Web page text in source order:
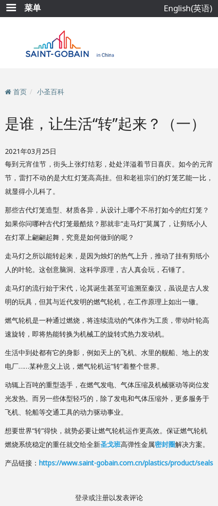
跳
转
菜单 English(英语)
首页 小圣百科
是谁，让生活“转”起来？（一）
2021年03月25日
每到元宵佳节，街头上张灯结彩，处处洋溢着节日喜庆。如今的元宵
节，雷打不动的是大红灯笼高高挂。但和老祖宗们的灯笼艺能一比，
就显得小儿科了。
那些古代灯笼造型、材质各异，从设计上哪个不吊打如今的红灯笼？
如果你问哪种古代灯笼最酷炫？那就非“走马灯”莫属了，让剪纸小人
在灯罩上翩翩起舞，究竟是如何做到的呢？
走马灯之所以能转起来，是因为烛灯的热气上升，推动了挂有剪纸小
人的叶轮。这创意脑洞、这科学原理，古人真会玩，石锤了。
走马灯的流行始于宋代，论其诞生甚至可追溯至秦汉，虽说是古人发
明的玩具，但其与近代发明的燃气轮机，在工作原理上如出一辙。
燃气轮机是一种通过燃烧，将连续流动的气体作为工质，带动叶轮高
速旋转，即将热能转换为机械工的旋转式热力发动机。
生活中到处都有它的身影，例如天上的飞机、水里的舰船、地上的发
电厂……某种意义上说，燃气轮机运“转”着整个世界。
动辄上百吨的重型选手，在燃气发电、气体压缩及机械驱动等岗位发
光发热。而另一些体型轻巧的，除了发电和气体压缩外，更多服务于
飞机、轮船等交通工具的动力驱动事业。
想要世界“转”得快，就势必要让燃气轮机运作更高效。保证燃气轮机
燃烧系统稳定的重任就交给全新圣戈班高弹性金属密封圈解决方案。
产品链接： https://www.saint-gobain.com.cn/plastics/product/seals
登录或注册以发表评论